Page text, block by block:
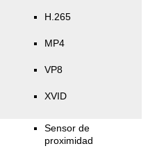
H.265
MP4
VP8
XVID
Sensor de
proximidad